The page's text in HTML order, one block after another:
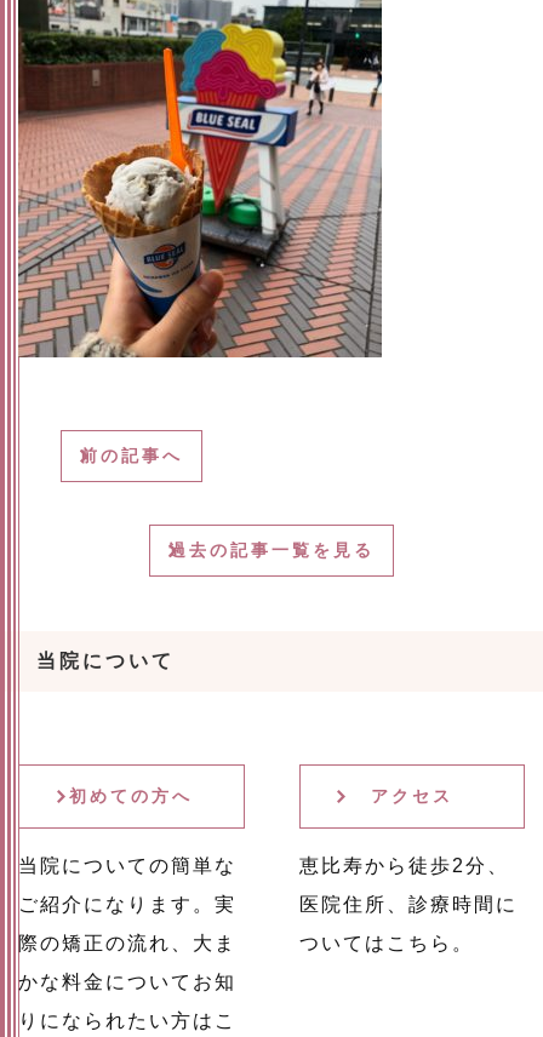
前の記事へ
過去の記事一覧を見る
当院について
初めての方へ
当院についての簡単な
ご紹介になります。実
際の矯正の流れ、大ま
かな料金についてお知
りになられたい方はこ
アクセス
恵比寿から徒歩2分、
医院住所、診療時間に
ついてはこちら。